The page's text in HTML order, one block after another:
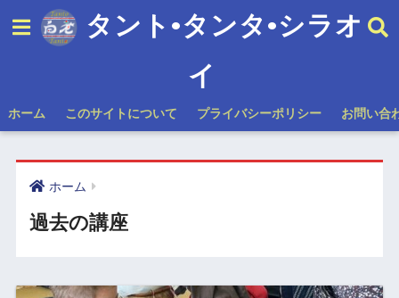
タント•タンタ•シラオ
イ
ホーム このサイトについて プライバシーポリシー お問い合
ホーム
過去の講座